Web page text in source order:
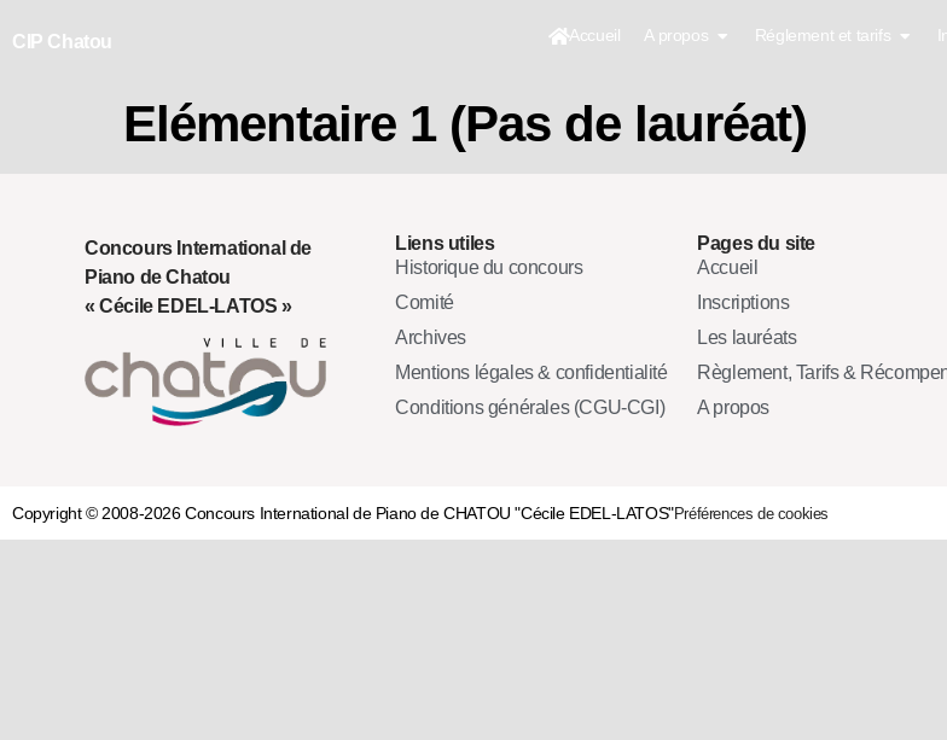
CIP Chatou Accueil A propos Réglement et tarifs
Elémentaire 1 (Pas de lauréat)
Concours International de
Piano de Chatou
« Cécile EDEL-LATOS »
Liens utiles
Historique du concours
Comité
Archives
Mentions légales & confidentialité
Conditions générales (CGU-CGI)
Pages du site
Accueil
Inscriptions
Les lauréats
Règlement, Tarifs &
A propos
Copyright © 2008-2026 Concours International de Piano de CHATOU "Cécile EDEL-LATOS"Préférences de cookies